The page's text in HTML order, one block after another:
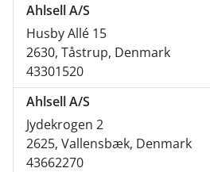
Ahlsell A/S
Husby Allé 15
2630, Tåstrup, Denmark
43301520
Ahlsell A/S
Jydekrogen 2
2625, Vallensbæk, Denmark
43662270